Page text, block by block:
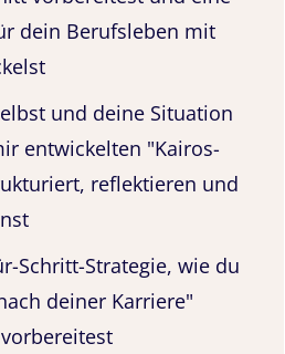
dein Berufsleben mit
und deine Situation
entwickelten "Kairos-
reflektieren und
Schritt-Strategie, wie du
deiner Karriere"